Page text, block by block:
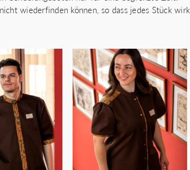
wiederfinden können, so dass jedes Stück